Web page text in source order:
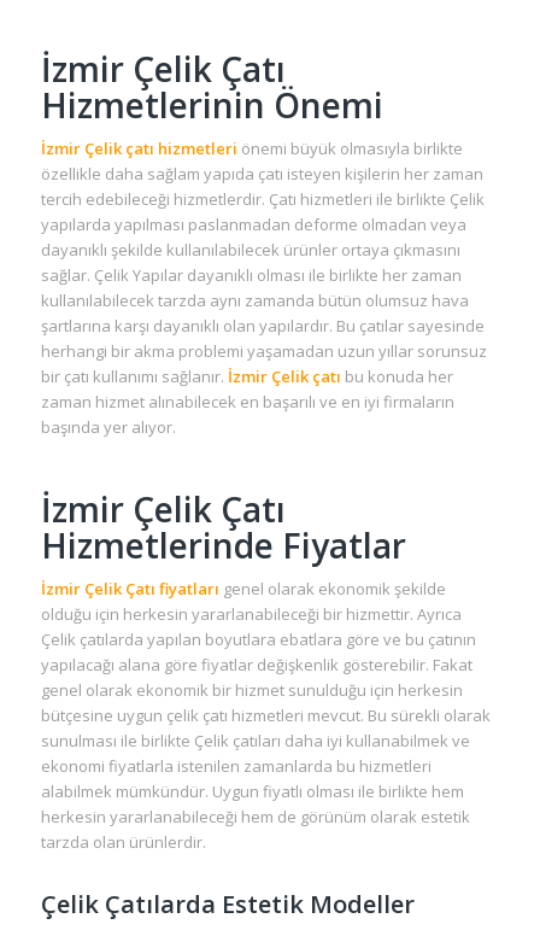
İzmir Çelik Çatı
Hizmetlerinin Önemi
İzmir Çelik çatı hizmetleri önemi büyük olmasıyla birlikte
özellikle daha sağlam yapıda çatı isteyen kişilerin her zaman
tercih edebileceği hizmetlerdir. Çatı hizmetleri ile birlikte Çelik
yapılarda yapılması paslanmadan deforme olmadan veya
dayanıklı şekilde kullanılabilecek ürünler ortaya çıkmasını
sağlar. Çelik Yapılar dayanıklı olması ile birlikte her zaman
kullanılabilecek tarzda aynı zamanda bütün olumsuz hava
şartlarına karşı dayanıklı olan yapılardır. Bu çatılar sayesinde
herhangi bir akma problemi yaşamadan uzun yıllar sorunsuz
bir çatı kullanımı sağlanır. İzmir Çelik çatı bu konuda her
zaman hizmet alınabilecek en başarılı ve en iyi firmaların
başında yer alıyor.
İzmir Çelik Çatı
Hizmetlerinde Fiyatlar
İzmir Çelik Çatı fiyatları genel olarak ekonomik şekilde
olduğu için herkesin yararlanabileceği bir hizmettir. Ayrıca
Çelik çatılarda yapılan boyutlara ebatlara göre ve bu çatının
yapılacağı alana göre fiyatlar değişkenlik gösterebilir. Fakat
genel olarak ekonomik bir hizmet sunulduğu için herkesin
bütçesine uygun çelik çatı hizmetleri mevcut. Bu sürekli olarak
sunulması ile birlikte Çelik çatıları daha iyi kullanabilmek ve
ekonomi fiyatlarla istenilen zamanlarda bu hizmetleri
alabilmek mümkündür. Uygun fiyatlı olması ile birlikte hem
herkesin yararlanabileceği hem de görünüm olarak estetik
tarzda olan ürünlerdir.
Çelik Çatılarda Estetik Modeller